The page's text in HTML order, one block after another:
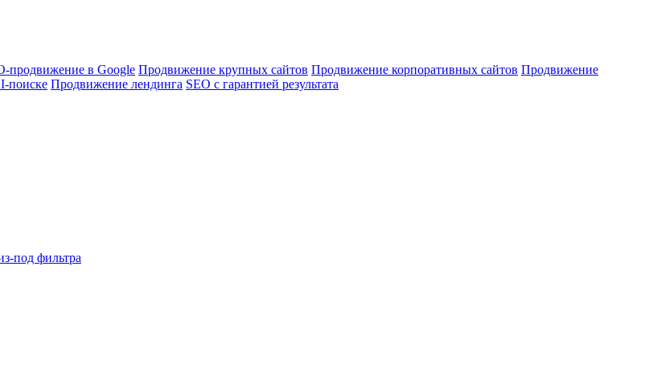
продвижение в Google Продвижение крупных сайтов Продвижение корпоративных сайтов Продвижение
поиске Продвижение лендинга SEO с гарантией результата
под фильтра